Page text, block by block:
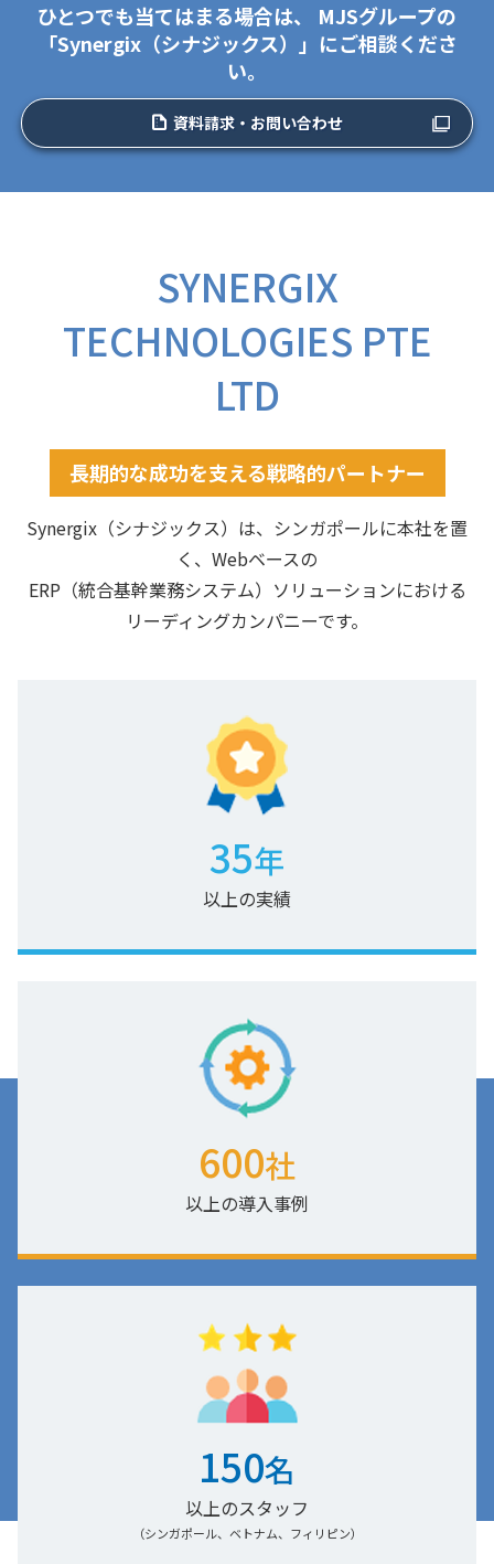
ひとつでも当てはまる場合は、
MJSグループの
「Synergix（シナジックス）」にご相談くださ
い。
資料請求・お問い合わせ
SYNERGIX
TECHNOLOGIES PTE
LTD
長期的な成功を支える戦略的パートナー
Synergix（シナジックス）は、シンガポールに本社を置
く、Webベースの
ERP（統合基幹業務システム）ソリューションにおける
リーディングカンパニーです。
35年
以上の実績
600社
以上の導入事例
150名
以上のスタッフ
（シンガポール、ベトナム、フィリピン）